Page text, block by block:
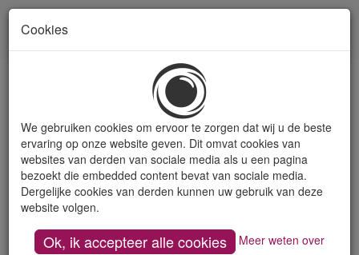
Cookies
We gebruiken cookies om ervoor te zorgen dat wij u de beste
ervaring op onze website geven. Dit omvat cookies van
websites van derden van sociale media als u een pagina
bezoekt die embedded content bevat van sociale media.
Dergelijke cookies van derden kunnen uw gebruik van deze
website volgen.
Ok, ik accepteer alle cookies
Meer weten over
Verzinkfrezen en ontbraamfrezen